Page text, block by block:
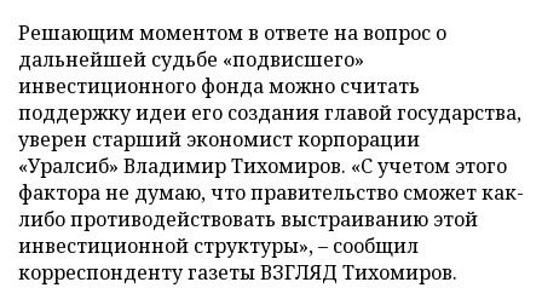
Решающим моментом в ответе на вопрос о
дальнейшей судьбе «подвисшего»
инвестиционного фонда можно считать
поддержку идеи его создания главой государства,
уверен старший экономист корпорации
«Уралсиб» Владимир Тихомиров. «С учетом этого
фактора не думаю, что правительство сможет как-
либо противодействовать выстраиванию этой
инвестиционной структуры», – сообщил
корреспонденту газеты ВЗГЛЯД Тихомиров.